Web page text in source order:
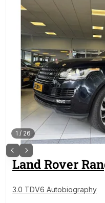
1 / 26
Land Rover
3.0 TDV6 Autobiography